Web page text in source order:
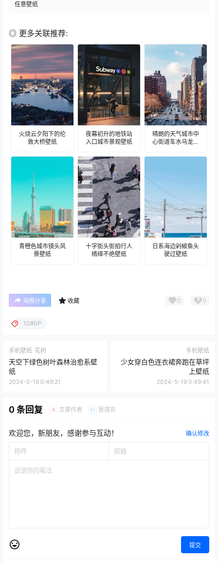
任意壁纸
◎ 更多关联推荐:
火烧云夕阳下的伦
敦大桥壁纸
夜幕初升的地铁站
入口城市景观壁纸
晴朗的天气城市中
心街道车水马龙壁
青橙色城市镜头风
景壁纸
十字街头街拍行人
络绎不绝壁纸
日系海边剁椒鱼头
驶过壁纸
海报分享 收藏 0 0
1080P
手机壁纸 花树
天空下绿色树叶森林治愈系壁
纸
2024-5-19 0:49:21
手机壁纸
少女穿白色连衣裙奔跑在草坪
上壁纸
2024-5-19 0:49:41
0 条回复 A 文章作者 M 管理员
欢迎您，新朋友，感谢参与互动！ 确认修改
提交